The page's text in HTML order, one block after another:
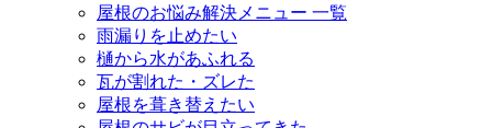
屋根のお悩み解決メニュー 一覧
雨漏りを止めたい
樋から水があふれる
瓦が割れた・ズレた
屋根を葺き替えたい